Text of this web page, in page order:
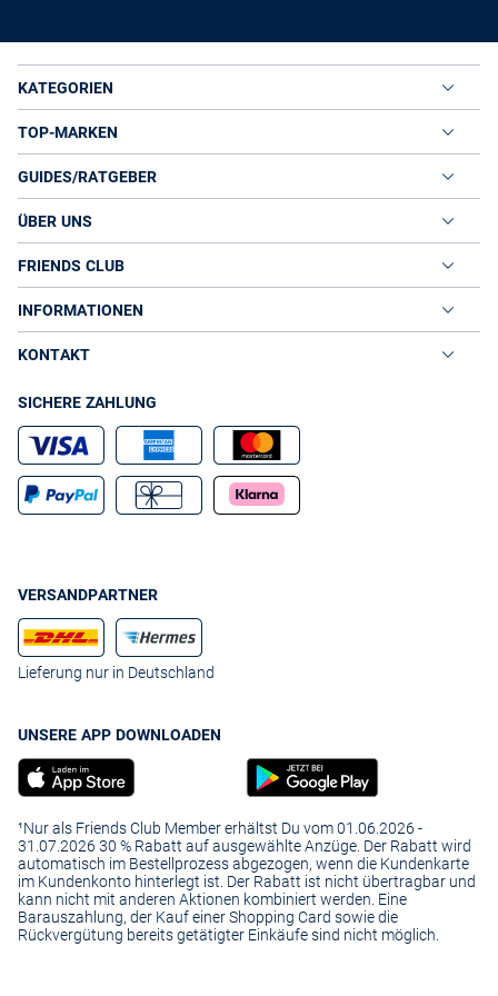
KATEGORIEN
TOP-MARKEN
GUIDES/RATGEBER
ÜBER UNS
FRIENDS CLUB
INFORMATIONEN
KONTAKT
SICHERE ZAHLUNG
VERSANDPARTNER
Lieferung nur in Deutschland
UNSERE APP DOWNLOADEN
¹Nur als Friends Club Member erhältst Du vom 01.06.2026 -
31.07.2026 30 % Rabatt auf ausgewählte Anzüge. Der Rabatt wird
automatisch im Bestellprozess abgezogen, wenn die Kundenkarte
im Kundenkonto hinterlegt ist. Der Rabatt ist nicht übertragbar und
kann nicht mit anderen Aktionen kombiniert werden. Eine
Barauszahlung, der Kauf einer Shopping Card sowie die
Rückvergütung bereits getätigter Einkäufe sind nicht möglich.